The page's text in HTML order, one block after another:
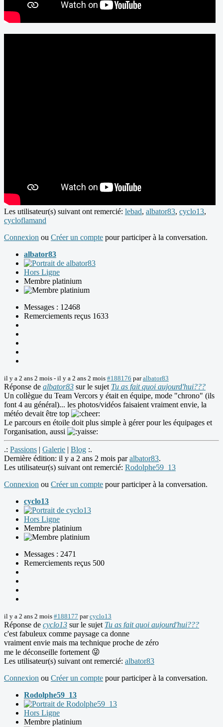
Les utilisateur(s) suivant ont remercié: lebad, albator83, cyclo13,
cycloflamand
Connexion ou Créer un compte pour participer à la conversation.
albator83
Hors Ligne
Membre platinium
Messages : 12468
Remerciements reçus 1633
il y a 2 ans 2 mois - il y a 2 ans 2 mois #188176 paralbator83
Réponse de albator83 sur le sujet Tu as fait quoi aujourd'hui???
Un collègue du Team Vercors y était en équipe, mode "chrono" (ils
font 4 au général)... les photos/vidéos faisaient vraiment envie, la
météo devait être top
Le parcours en étoile doit plus simple à gérer pour les équipages et
l'organisation, aussi
.: Passions | Galerie | Blog :.
Dernière édition: il y a 2 ans 2 mois paralbator83.
Les utilisateur(s) suivant ont remercié: Rodolphe59_13
Connexion ou Créer un compte pour participer à la conversation.
cyclo13
Hors Ligne
Membre platinium
Messages : 2471
Remerciements reçus 500
il y a 2 ans 2 mois #188177 parcyclo13
Réponse de cyclo13 sur le sujet Tu as fait quoi aujourd'hui???
c'est fabuleux comme paysage ca donne
vraiment envie mais ma technique proche de zéro
me le déconseille fortement 😜
Les utilisateur(s) suivant ont remercié: albator83
Connexion ou Créer un compte pour participer à la conversation.
Rodolphe59_13
Hors Ligne
Membre platinium